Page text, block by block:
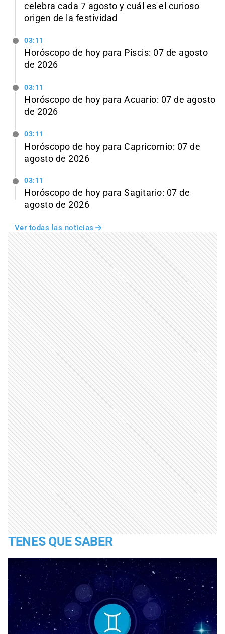
celebra cada 7 agosto y cuál es el curioso
origen de la festividad
03:11
Horóscopo de hoy para Piscis: 07 de agosto
de 2026
03:11
Horóscopo de hoy para Acuario: 07 de agosto
de 2026
03:11
Horóscopo de hoy para Capricornio: 07 de
agosto de 2026
03:11
Horóscopo de hoy para Sagitario: 07 de
agosto de 2026
Ver todas las noticias
TENES QUE SABER